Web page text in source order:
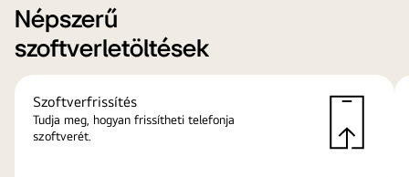
Népszerű
szoftverletöltések
Szoftverfrissítés
Tudja meg, hogyan frissítheti telefonja
szoftverét.